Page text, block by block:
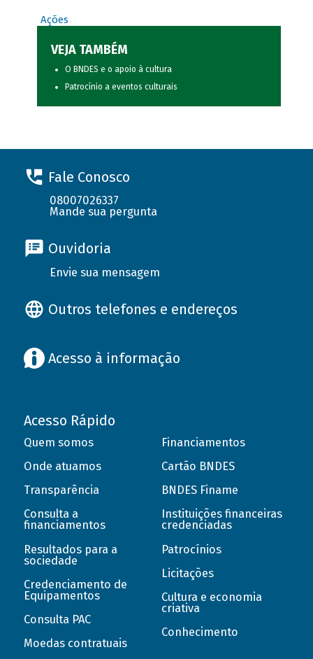
Ações
VEJA TAMBÉM
O BNDES e o apoio à cultura
Patrocínio a eventos culturais
Fale Conosco
08007026337
Mande sua pergunta
Ouvidoria
Envie sua mensagem
Outros telefones e endereços
Acesso à informação
Acesso Rápido
Quem somos
Onde atuamos
Transparência
Consulta a
financiamentos
Resultados para a
sociedade
Credenciamento de
Equipamentos
Consulta PAC
Moedas contratuais
Financiamentos
Cartão BNDES
BNDES Finame
Instituições financeiras
credenciadas
Patrocínios
Licitações
Cultura e economia
criativa
Conhecimento